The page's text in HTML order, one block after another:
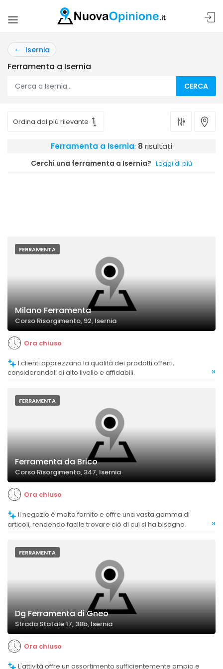
Isernia
Ferramenta a Isernia
CERCA
Ferramenta a Isernia: 8 risultati
Cerchi una ferramenta a Isernia? Leggi di più
FERRAMENTA
Milano Ferramenta
Corso Risorgimento, 92, Isernia
Ora chiuso
considerandoli di alto livello e affidabili.
»
FERRAMENTA
Ferramenta da Brico
Corso Risorgimento, 347, Isernia
Ora chiuso
articoli, rendendo facile trovare ciò di cui si ha bisogno.
»
FERRAMENTA
Dg Ferramenta di Gneo
Strada Statale 17, 38b, Isernia
Ora chiuso